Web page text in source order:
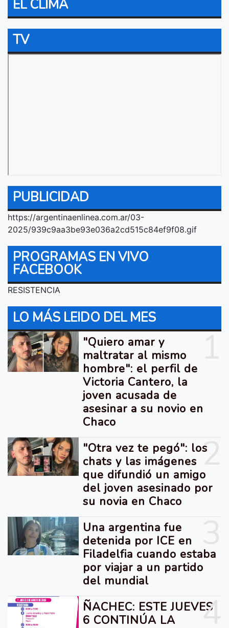
EL CLIMA
TV
PUBLICIDAD
https://argentinaenlinea.com.ar/03-
2025/939c9aa3be93e036a2cd515c84ef9f08.gif
PROGRAMAS EN VIVO
FACEBOOK
RESISTENCIA
LO MÁS LEIDO DEL MES
"Quiero amar y
maltratar al mismo
hombre": el perfil de
Victoria Cantero, la
joven acusada de
asesinar a su novio en
Chaco
2
"Otra vez te pegó": los
chats y las imágenes
que difundió un amigo
del joven asesinado por
su novia en Chaco
Una argentina fue
detenida por ICE en
Filadelfia cuando estaba
por viajar a un partido
del mundial
4
ÑACHEC: ESTE JUEVES
6 CONTINÚA LA